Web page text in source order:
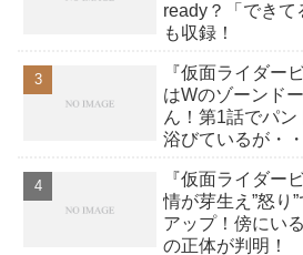
ready？「できて
も収録！
『仮面ライダー
はWのゾーンド
ん！第1話でパ
浴びているが・・
『仮面ライダー
情が芽生え”怒り
アップ！傍にい
の正体が判明！